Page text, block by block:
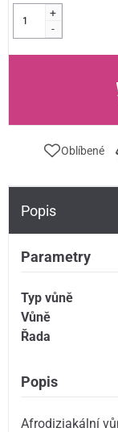
+
-
Oblíbené
Popis
Parametry
Typ vůně
Vůně
Řada
Popis
Afrodiziakální